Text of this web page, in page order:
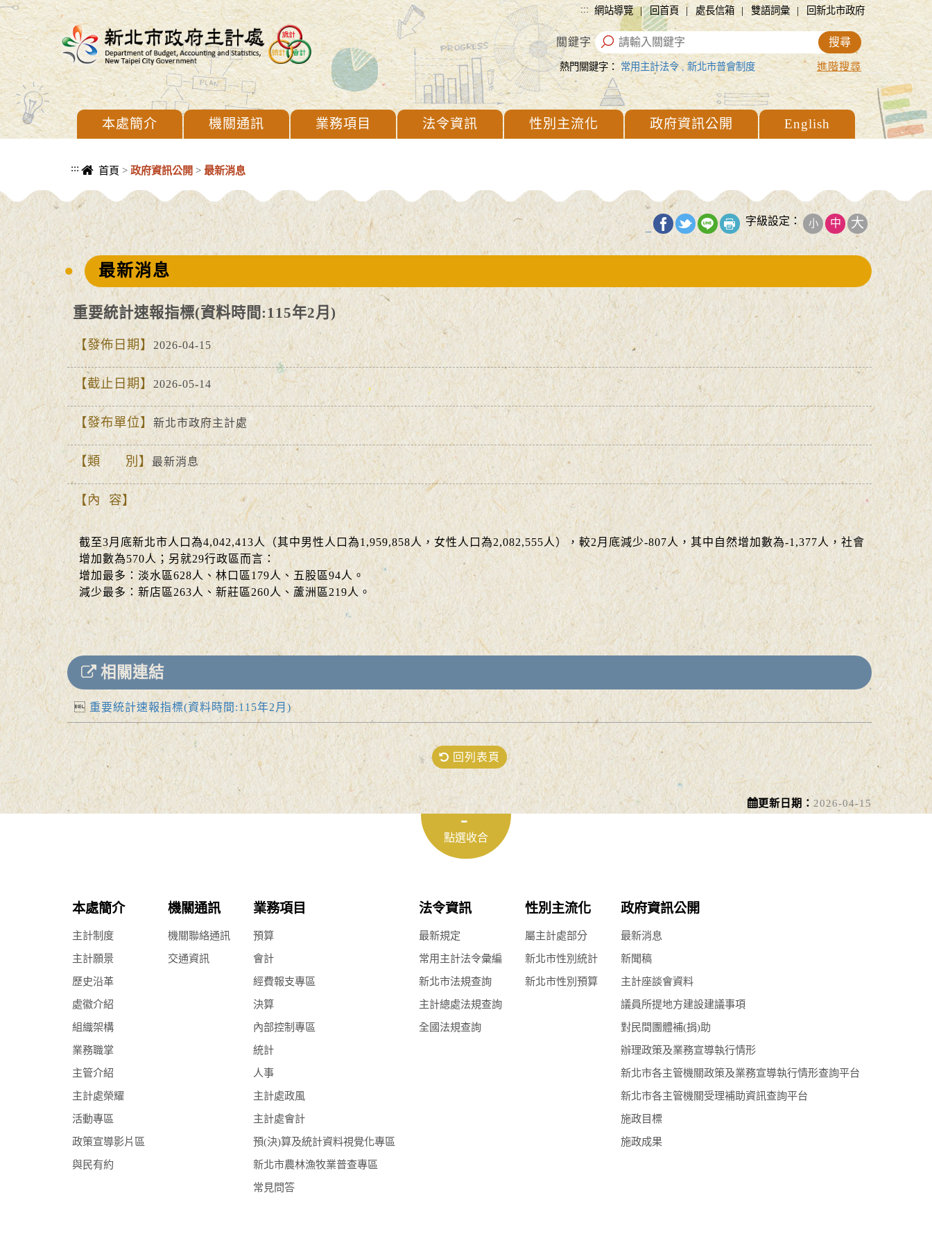
進入內容區塊 ::: 網站導覽 | 回首頁 | 處長信箱 | 雙語詞彙 | 回新北市政府
關鍵字
熱門關鍵字： 常用主計法令,新北市普會制度 進階搜尋
本處簡介 機關通訊 業務項目 法令資訊 性別主流化 政府資訊公開 English
::: 首頁 > 政府資訊公開 > 最新消息
字級設定： 小 中 大
最新消息
重要統計速報指標(資料時間:115年2月)
發佈日期 2026-04-15
截止日期 2026-05-14
發布單位 新北市政府主計處
類 別 最新消息
內 容
截至3月底新北市人口為4,042,413人（其中男性人口為1,959,858人，女性人口為2,082,555人），較2月底減少-807人，其中自然增加數為-1,377人，社會
增加數為570人；另就29行政區而言：
增加最多：淡水區628人、林口區179人、五股區94人。
減少最多：新店區263人、新莊區260人、蘆洲區219人。
相關連結
重要統計速報指標(資料時間:115年2月)
回列表頁
更新日期： 2026-04-15
本處簡介
主計制度
主計願景
歷史沿革
處徽介紹
組織架構
業務職掌
主管介紹
主計處榮耀
活動專區
政策宣導影片區
與民有約
機關通訊
機關聯絡通訊
交通資訊
業務項目
預算
會計
經費報支專區
決算
內部控制專區
統計
人事
主計處政風
主計處會計
預(決)算及統計資料視覺化專區
新北市農林漁牧業普查專區
常見問答
法令資訊
最新規定
常用主計法令彙編
新北市法規查詢
主計總處法規查詢
全國法規查詢
性別主流化
屬主計處部分
新北市性別統計
新北市性別預算
政府資訊公開
最新消息
新聞稿
主計座談會資料
議員所提地方建設建議事項
對民間團體補(捐)助
辦理政策及業務宣導執行情形
新北市各主管機關政策及業務宣導執行情形查詢平台
新北市各主管機關受理補助資訊查詢平台
施政目標
施政成果